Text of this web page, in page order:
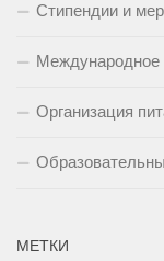
Стипендии и
Международное
Организация
МЕТКИ